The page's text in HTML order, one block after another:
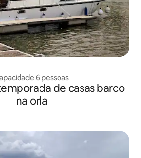
6 pessoas
de casas barco
na orla